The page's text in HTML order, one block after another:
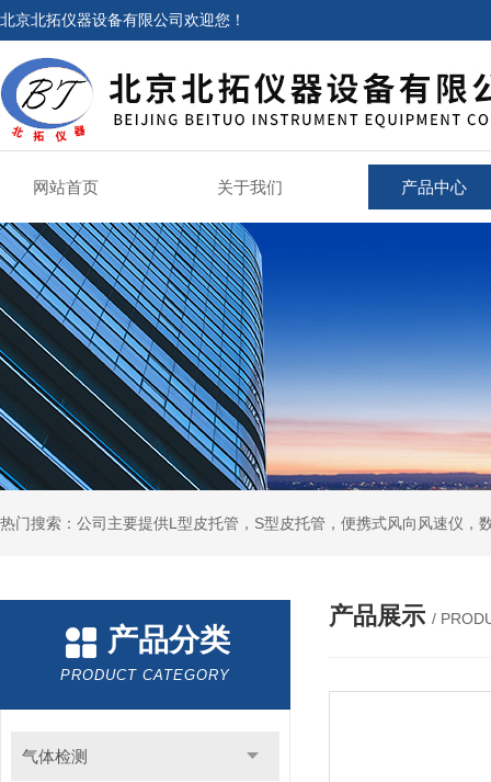
北京北拓仪器设备有限公司欢迎您！
网站首页 关于我们 产品中心
产品分类
PRODUCT CATEGORY
气体检测
产品展示 /